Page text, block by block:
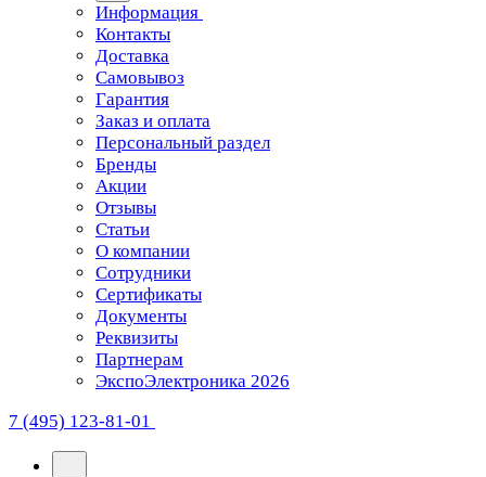
Информация
Контакты
Доставка
Самовывоз
Гарантия
Заказ и оплата
Персональный раздел
Бренды
Акции
Отзывы
Статьи
О компании
Сотрудники
Сертификаты
Документы
Реквизиты
Партнерам
ЭкспоЭлектроника 2026
7 (495) 123-81-01